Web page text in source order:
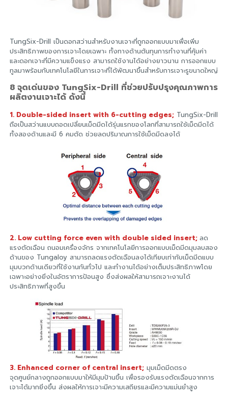
TungSix-Drill เป็นดอกสว่านสำหรับงานเจาะที่ถูกออกแบบมาเพื่อเพิ่ม
ประสิทธิภาพของการเจาะโดยเฉพาะ ทั้งทางด้านต้นทุนการทำงานที่คุ้มค่า
และดอกเจาะที่มีความแข็งแรง สามารถใช้งานได้อย่างยาวนาน การออกแบบ
ทูลมาพร้อมกับเทคโนโลยีในการเจาะที่ได้พัฒนาขึ้นสำหรับการเจาะรูขนาดใหญ่
8 จุดเด่นของ TungSix-Drill ที่ช่วยปรับปรุงคุณภาพการ
ผลิตงานเจาะได้ ดังนี้
1. Double-sided insert with 6-cutting edges; TungSix-Drill
ถือเป็นสว่านแบบถอดเปลี่ยนเม็ดมีดได้รุ่นแรกของโลกที่สามารถใช้เม็ดมีดได้
ทั้งสองด้านและมี 6 คมตัด ช่วยลดปริมาณการใช้เม็ดมีดลงได้
2. Low cutting force even with double sided insert;ลด
แรงตัดเฉือน ถนอมเครื่องจักร จากเทคโนโลยีการออกแบบเม็ดมีดมุมลบสอง
ด้านของ Tungaloy สามารถลดแรงตัดเฉือนลงได้เทียบเท่ากับเม็ดมีดแบบ
มุมบวกด้านเดียวที่ใช้งานกันทั่วไป และทำงานได้อย่างเต็มประสิทธิภาพโดย
เฉพาะอย่างยิ่งในอัตราการป้อนสูง ซึ่งส่งผลให้สามารถเจาะงานได้
ประสิทธิภาพที่สูงขึ้น
3. Enhanced corner of central insert; มุมเม็ดมีดตรง
จุดศูนย์กลางถูกออกแบบมาให้มีมุมป้านขึ้น เพื่อรองรับแรงตัดเฉือนจากการ
เจาะได้มากยิ่งขึ้น ส่งผลให้การเจาะมีความเสถียรและมีความแม่นยำสูง